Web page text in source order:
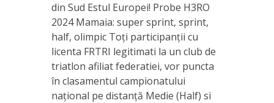
din Sud Estul Europei! Probe H3RO
2024 Mamaia: super sprint, sprint,
half, olimpic Toți participanții cu
licenta FRTRI legitimati la un club de
triatlon afiliat federatiei, vor puncta
în clasamentul campionatului
național pe distanță Medie (Half) si